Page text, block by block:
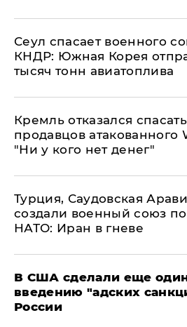
​Сеул спасает военного
КНДР: Южная Корея
тысяч тонн авиатоплива
Кремль отказался
продавцов атакованного
"Ни у кого нет денег"
Турция, Саудовская
создали военный союз
НАТО: Иран в гневе
В США сделали еще
введению "адских
России